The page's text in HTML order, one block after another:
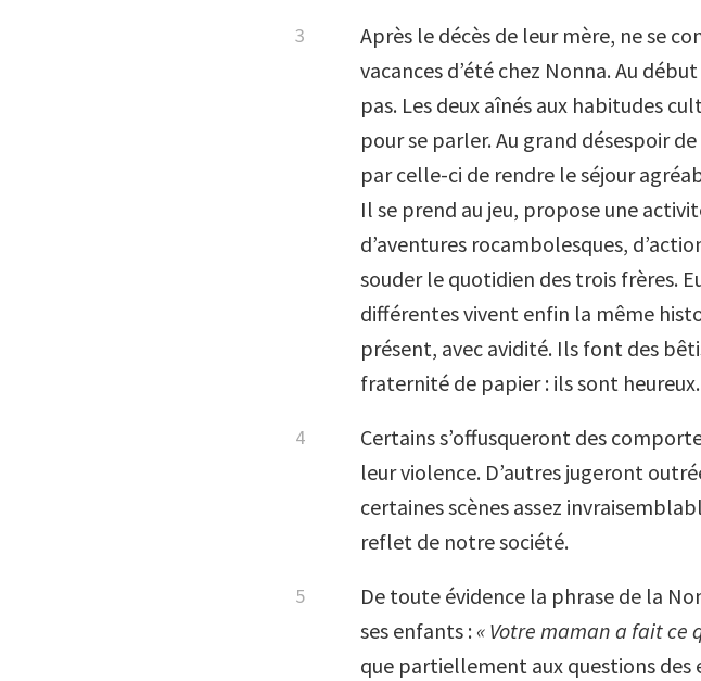
Après le décès de leur mère, ne se
vacances d’été chez Nonna. Au
pas. Les deux aînés aux habitudes
pour se parler. Au grand désespoir
par celle-ci de rendre le séjour
Il se prend au jeu, propose une
d’aventures rocambolesques,
souder le quotidien des trois frères.
différentes vivent enfin la même
présent, avec avidité. Ils font des
fraternité de papier : ils sont heureux.
Certains s’offusqueront des
leur violence. D’autres jugeront
certaines scènes assez
reflet de notre société.
De toute évidence la phrase de la
ses enfants : « Votre maman a fait ce
que partiellement aux questions des